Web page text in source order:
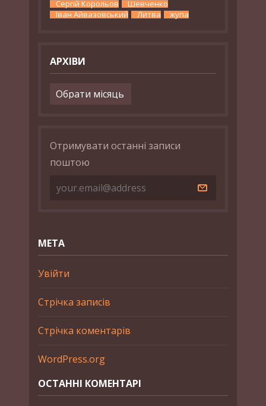
Сергій Корольов
Шевченко
Іван Айвазовський
Литва жупа
АРХІВИ
Архіви
Отримувати останні записи
поштою
МЕТА
Увійти
Стрічка записів
Стрічка коментарів
WordPress.org
ОСТАННІ КОМЕНТАРІ